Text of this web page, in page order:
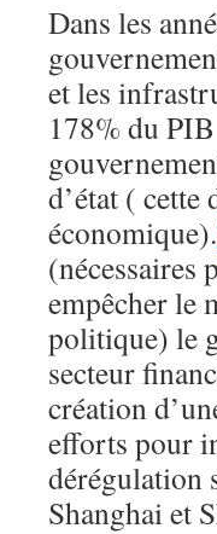
Dans les
et les
178% du
d’état ( cette
économique).
(nécessaires
empêcher le
politique) le
secteur
création
efforts pour
dérégulation
Shanghai et